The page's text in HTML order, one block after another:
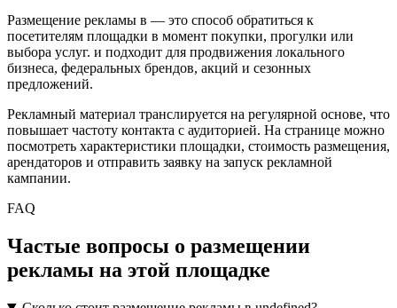
Размещение рекламы в — это способ обратиться к
посетителям площадки в момент покупки, прогулки или
выбора услуг. и подходит для продвижения локального
бизнеса, федеральных брендов, акций и сезонных
предложений.
Рекламный материал транслируется на регулярной основе, что
повышает частоту контакта с аудиторией. На странице можно
посмотреть характеристики площадки, стоимость размещения,
арендаторов и отправить заявку на запуск рекламной
кампании.
FAQ
Частые вопросы о размещении
рекламы на этой площадке